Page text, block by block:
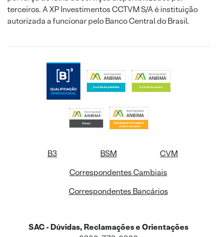
terceiros. A XP Investimentos CCTVM S/A é instituição
autorizada a funcionar pelo Banco Central do Brasil.
B3 BSM
CVM
Correspondentes Cambiais
Correspondentes Bancários
SAC - Dúvidas, Reclamações e Orientações